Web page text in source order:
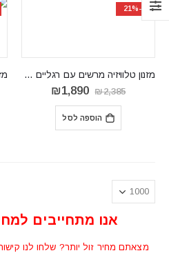
-21%
מזנון טלוויזיה מרשים עם רגליים גבוהות ומקום אחסון WOODY RTV
₪2,385
המחיר
המקורי
היה:
₪2,385.
₪1,890
הוספה לסל
אנו מתחייבים
מצאתם מחיר זול יותר? שלחו לנו